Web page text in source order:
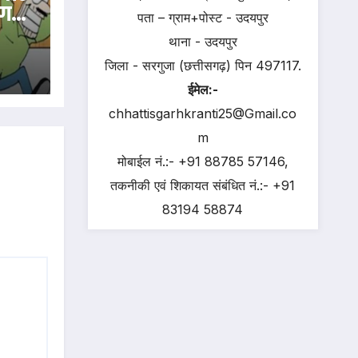
पता – ग्राम+पोस्ट - उदयपुर
थाना - उदयपुर
जिला - सरगुजा (छत्तीसगढ़) पिन 497117.
ईमेल:-
chhattisgarhkranti25@Gmail.co
m
मोबाईल नं.:- +91 88785 57146,
तकनीकी एवं शिकायत संबंधित नं.:- +91
83194 58874